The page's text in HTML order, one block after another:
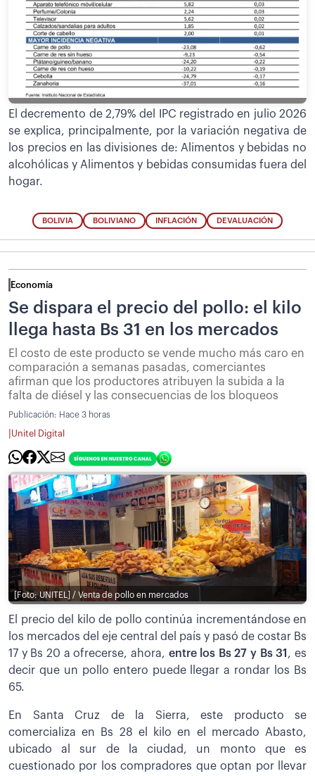
El decremento de 2,79% del IPC registrado en julio 2026
se explica, principalmente, por la variación negativa de
los precios en las divisiones de: Alimentos y bebidas no
alcohólicas y Alimentos y bebidas consumidas fuera del
hogar.
BOLIVIA BOLIVIANO INFLACIÓN DEVALUACIÓN
Economía
Se dispara el precio del pollo: el kilo
llega hasta Bs 31 en los mercados
El costo de este producto se vende mucho más caro en
comparación a semanas pasadas, comerciantes
afirman que los productores atribuyen la subida a la
falta de diésel y las consecuencias de los bloqueos
Publicación: Hace 3 horas
Unitel Digital
[Foto: UNITEL] / Venta de pollo en mercados
El precio del kilo de pollo continúa incrementándose en
los mercados del eje central del país y pasó de costar Bs
17 y Bs 20 a ofrecerse, ahora, entre los Bs 27 y Bs 31 , es
decir que un pollo entero puede llegar a rondar los Bs
65.
En Santa Cruz de la Sierra, este producto se
comercializa en Bs 28 el kilo en el mercado Abasto,
ubicado al sur de la ciudad, un monto que es
cuestionado por los compradores que optan por llevar